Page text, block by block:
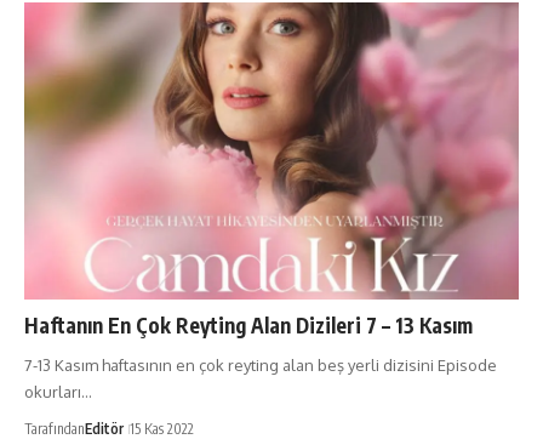
Haftanın En Çok Reyting Alan Dizileri 7 – 13 Kasım
7-13 Kasım haftasının en çok reyting alan beş yerli dizisini Episode
okurları…
TarafındanEditör 15 Kas 2022